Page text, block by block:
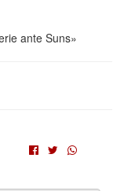
ante Suns»